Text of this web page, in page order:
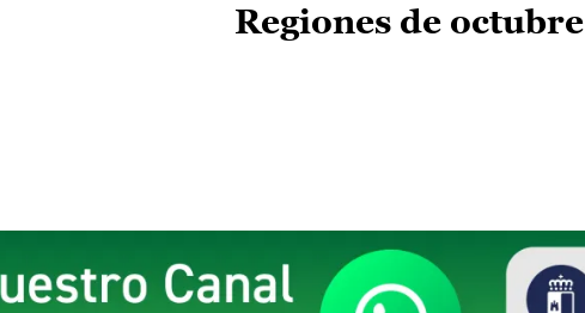
Regiones de octubre